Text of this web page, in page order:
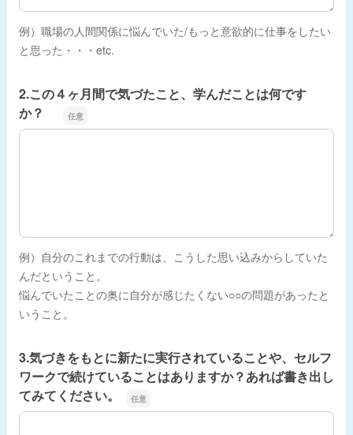
例）職場の人間関係に悩んでいた/もっと意欲的に仕事をしたい
と思った・・・etc.
2.この４ヶ月間で気づたこと、学んだことは何です
か？
2.この４ヶ月間で気づたこと、学んだことは何ですか？
例）自分のこれまでの行動は、こうした思い込みからしていた
んだということ。
悩んでいたことの奥に自分が感じたくない○○の問題があったと
いうこと。
3.気づきをもとに新たに実行されていることや、セルフ
ワークで続けていることはありますか？あれば書き出し
てみてください。
3.気づきをもとに新たに実行されていることや、セルフ